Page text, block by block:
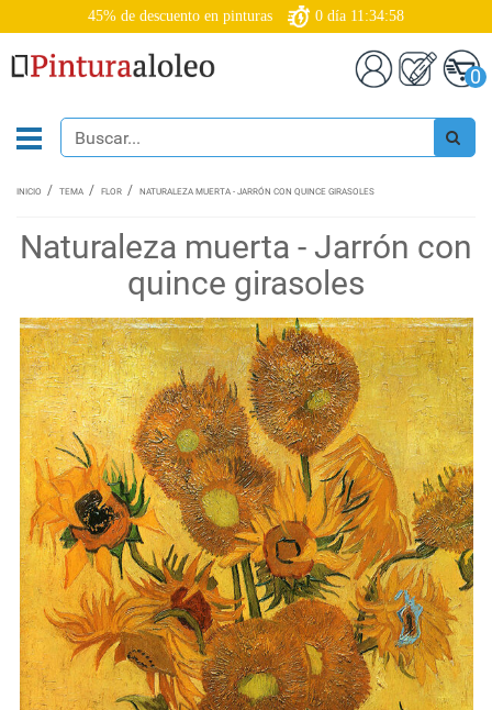
45% de descuento en pinturas 0 día 11:34:57
0
INICIO TEMA FLOR NATURALEZA MUERTA - JARRÓN CON QUINCE GIRASOLES
Naturaleza muerta - Jarrón con
quince girasoles